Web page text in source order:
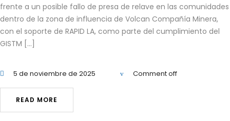
frente a un posible fallo de presa de relave en las comunidades
dentro de la zona de influencia de Volcan Compañía Minera,
con el soporte de RAPID LA, como parte del cumplimiento del
GISTM […]
5 de noviembre de 2025 Comment off
READ MORE